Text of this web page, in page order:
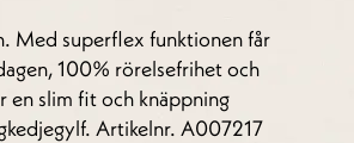
Med superflex funktionen får
100% rörelsefrihet och
en slim fit och knäppning
Artikelnr. A007217